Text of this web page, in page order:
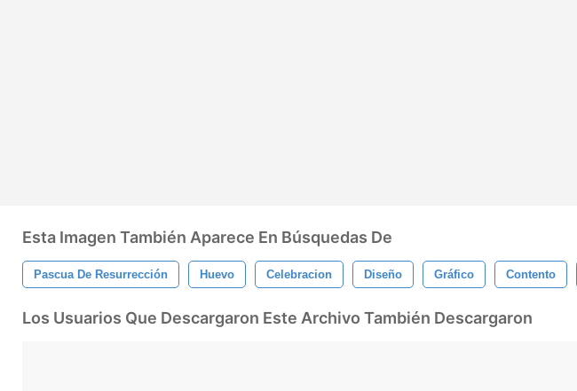
Esta Imagen También Aparece En Búsquedas De
Pascua De Resurrección Huevo Celebracion Diseño Gráfico Contento
Los Usuarios Que Descargaron Este Archivo También Descargaron